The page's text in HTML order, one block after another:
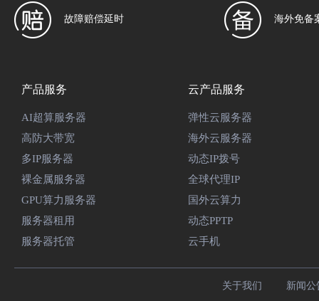
故障赔偿延时 海外免备
产品服务
AI超算服务器
高防大带宽
多IP服务器
裸金属服务器
GPU算力服务器
服务器租用
服务器托管
云产品服务
弹性云服务器
海外云服务器
动态IP拨号
全球代理IP
国外云算力
动态PPTP
云手机
关于我们 新闻公